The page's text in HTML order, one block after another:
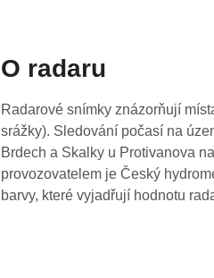
O radaru
Radarové snímky znázorňují
srážky). Sledování počasí na
Brdech a Skalky u Protivanova
provozovatelem je Český
barvy, které vyjadřují hodnotu